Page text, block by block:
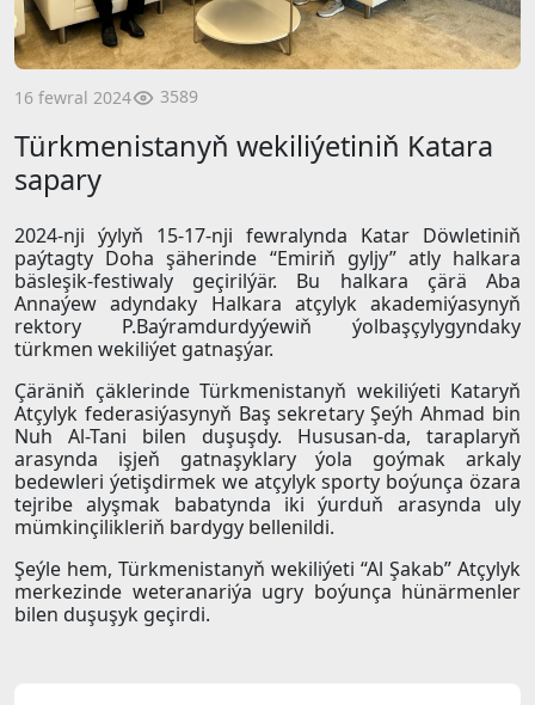
16 fewral 2024 3589
Türkmenistanyň wekiliýetiniň Katara
sapary
2024-nji ýylyň 15-17-nji fewralynda Katar Döwletiniň
paýtagty Doha şäherinde “Emiriň gyljy” atly halkara
bäsleşik-festiwaly geçirilýär. Bu halkara çärä Aba
Annaýew adyndaky Halkara atçylyk akademiýasynyň
rektory P.Baýramdurdyýewiň ýolbaşçylygyndaky
türkmen wekiliýet gatnaşýar.
Çäräniň çäklerinde Türkmenistanyň wekiliýeti Kataryň
Atçylyk federasiýasynyň Baş sekretary Şeýh Ahmad bin
Nuh Al-Tani bilen duşuşdy. Hususan-da, taraplaryň
arasynda işjeň gatnaşyklary ýola goýmak arkaly
bedewleri ýetişdirmek we atçylyk sporty boýunça özara
tejribe alyşmak babatynda iki ýurduň arasynda uly
mümkinçilikleriň bardygy bellenildi.
Şeýle hem, Türkmenistanyň wekiliýeti “Al Şakab” Atçylyk
merkezinde weteranariýa ugry boýunça hünärmenler
bilen duşuşyk geçirdi.